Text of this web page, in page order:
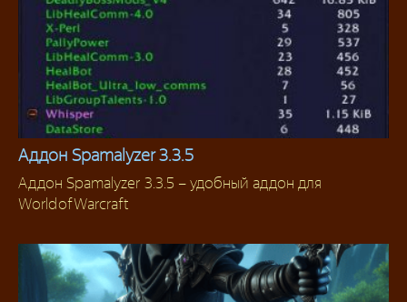
Аддоны 3.3.5
Аддон Spamalyzer 3.3.5
Аддон Spamalyzer 3.3.5 – удобный аддон для
World of Warcraft